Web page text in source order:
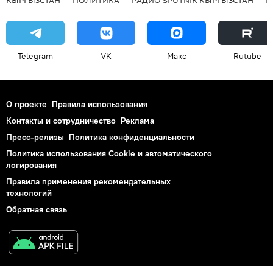
Telegram VK Макс Rutube
О проекте Правила использования
Контакты и сотрудничество Реклама
Пресс-релизы Политика конфиденциальности
Политика использования Cookie и автоматического
логирования
Правила применения рекомендательных
технологий
Обратная связь